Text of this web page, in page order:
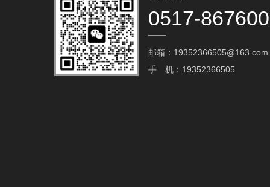
0517-
邮箱：19352366505@163.com‬
手 机：19352366505